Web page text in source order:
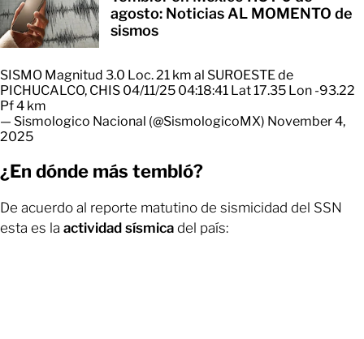
agosto: Noticias AL MOMENTO de
sismos
SISMO Magnitud 3.0 Loc. 21 km al SUROESTE de
PICHUCALCO, CHIS 04/11/25 04:18:41 Lat 17.35 Lon -93.22
Pf 4 km
— Sismologico Nacional (@SismologicoMX) November 4,
2025
¿En dónde más tembló?
De acuerdo al reporte matutino de sismicidad del SSN
esta es la actividad sísmica del país: